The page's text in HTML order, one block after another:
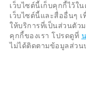
เว็บไซต์นี้เก็บคุกกี้ไว้
เว็บไซต์นี้และสื่ออื่นๆ
ให้บริการที่เป็นส่วนตัว
คุกกี้ของเรา โปรดดูที่
ไม่ได้ติดตามข้อมูลส่วน